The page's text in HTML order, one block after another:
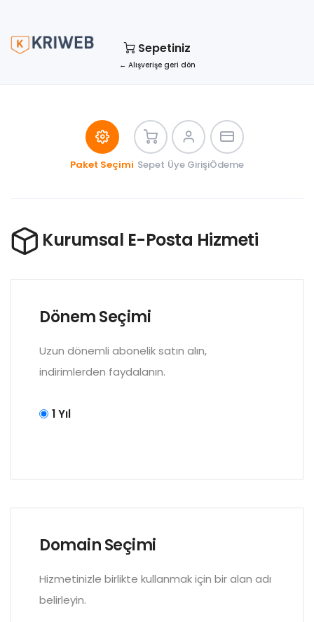
← Alışverişe geri dön
Sepetiniz
Paket Seçimi Sepet Üye GirişiÖdeme
Kurumsal E-Posta Hizmeti
Dönem Seçimi
Uzun dönemli abonelik satın alın,
indirimlerden faydalanın.
1 Yıl
Domain Seçimi
Hizmetinizle birlikte kullanmak için bir alan adı
belirleyin.